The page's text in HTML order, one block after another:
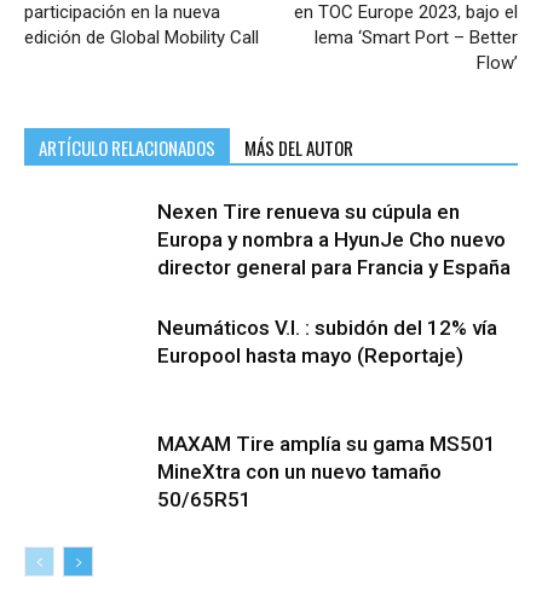
participación en la nueva
edición de Global Mobility Call
en TOC Europe 2023, bajo el
lema ‘Smart Port – Better
Flow’
ARTÍCULO RELACIONADOS MÁS DEL AUTOR
Nexen Tire renueva su cúpula en
Europa y nombra a HyunJe Cho nuevo
director general para Francia y España
Neumáticos V.I. : subidón del 12% vía
Europool hasta mayo (Reportaje)
MAXAM Tire amplía su gama MS501
MineXtra con un nuevo tamaño
50/65R51